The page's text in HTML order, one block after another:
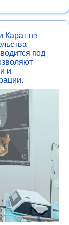
Карат не
-
под
и